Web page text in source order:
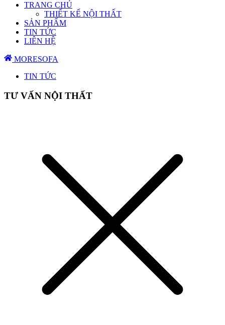
TRANG CHỦ
THIẾT KẾ NỘI THẤT
SẢN PHẨM
TIN TỨC
LIÊN HỆ
MORESOFA
TIN TỨC
TƯ VẤN NỘI THẤT